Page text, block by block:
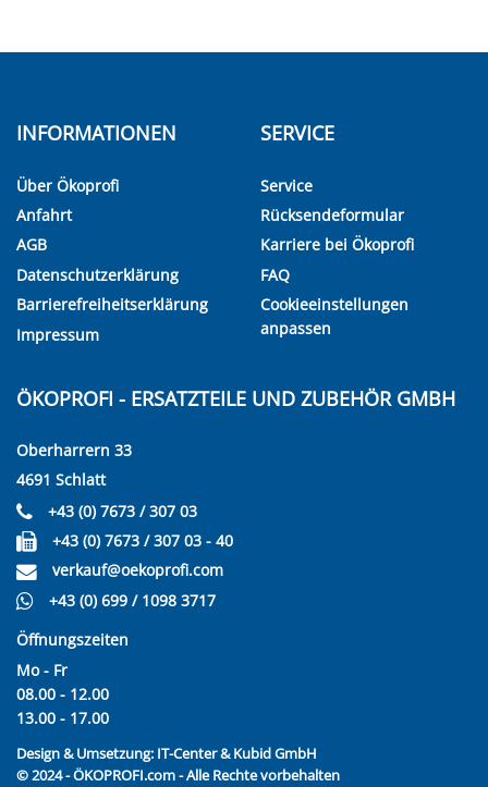
INFORMATIONEN
Über Ökoprofi
Anfahrt
AGB
Datenschutzerklärung
Barrierefreiheitserklärung
Impressum
SERVICE
Service
Rücksendeformular
Karriere bei Ökoprofi
FAQ
Cookieeinstellungen
anpassen
ÖKOPROFI - ERSATZTEILE UND ZUBEHÖR GMBH
Oberharrern 33
4691 Schlatt
+43 (0) 7673 / 307 03
+43 (0) 7673 / 307 03 - 40
verkauf@oekoprofi.com
+43 (0) 699 / 1098 3717
Öffnungszeiten
Mo - Fr
08.00 - 12.00
13.00 - 17.00
Design & Umsetzung: IT-Center & Kubid GmbH
© 2024 - ÖKOPROFI.com - Alle Rechte vorbehalten